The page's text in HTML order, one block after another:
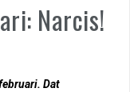
Narcis!
Dat